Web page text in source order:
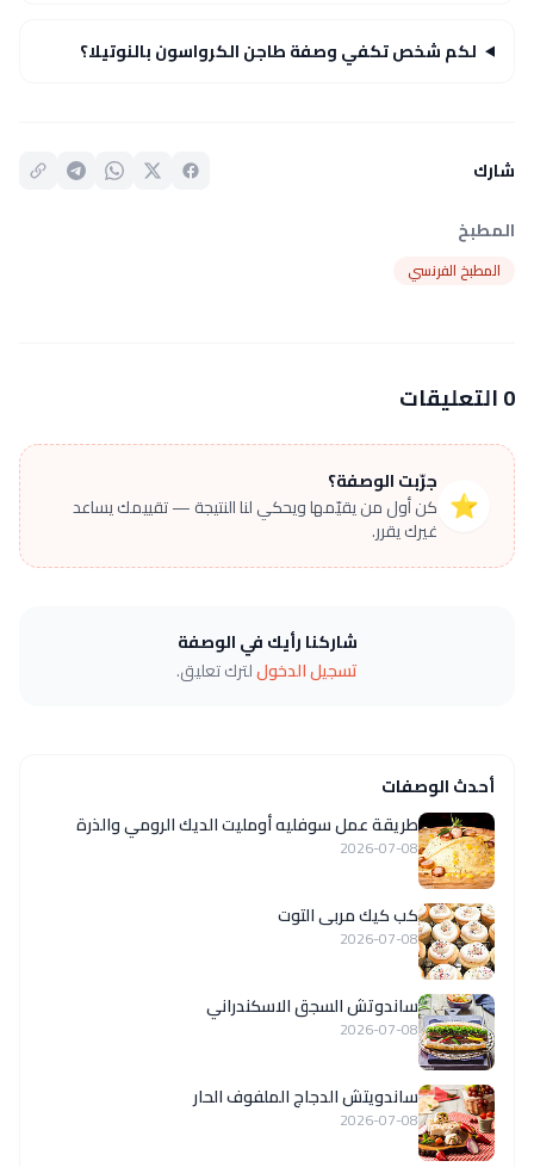
لكم شخص تكفي وصفة طاجن الكرواسون بالنوتيلا؟
شارك
المطبخ
المطبخ الفرنسي
0 التعليقات
⭐
جرّبت الوصفة؟
كن أول من يقيّمها ويحكي لنا النتيجة — تقييمك يساعد
غيرك يقرر.
شاركنا رأيك في الوصفة
تسجيل الدخوللترك تعليق.
أحدث الوصفات
طريقة عمل سوفليه أومليت الديك الرومي والذرة
2026-07-08
كب كيك مربى التوت
2026-07-08
ساندوتش السجق الاسكندراني
2026-07-08
ساندويتش الدجاج الملفوف الحار
2026-07-08